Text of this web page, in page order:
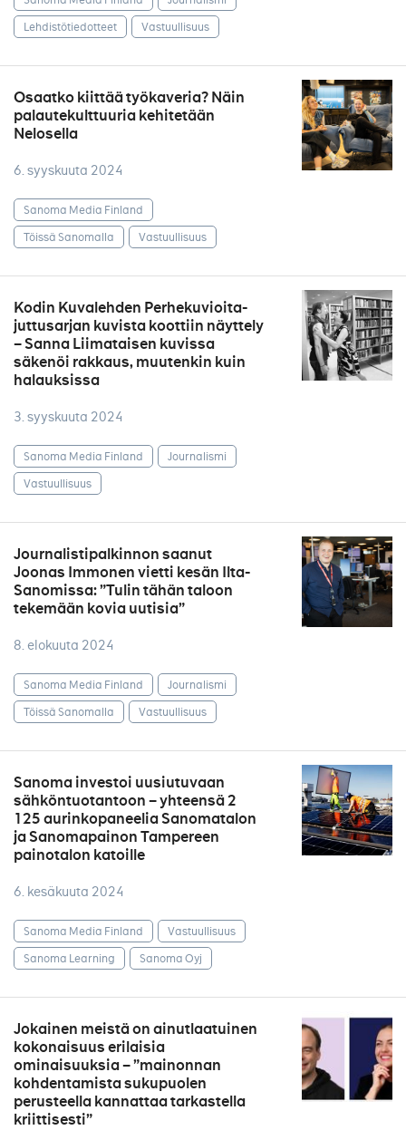
Lehdistötiedotteet
Vastuullisuus
Osaatko kiittää työkaveria? Näin
palautekulttuuria kehitetään
Nelosella
6. syyskuuta 2024
Sanoma Media Finland
Töissä Sanomalla
Vastuullisuus
Kodin Kuvalehden Perhekuvioita-
juttusarjan kuvista koottiin näyttely
– Sanna Liimataisen kuvissa
säkenöi rakkaus, muutenkin kuin
halauksissa
3. syyskuuta 2024
Sanoma Media Finland
Journalismi
Vastuullisuus
Journalistipalkinnon saanut
Joonas Immonen vietti kesän Ilta-
Sanomissa: ”Tulin tähän taloon
tekemään kovia uutisia”
8. elokuuta 2024
Sanoma Media Finland
Journalismi
Töissä Sanomalla
Vastuullisuus
Sanoma investoi uusiutuvaan
sähköntuotantoon – yhteensä 2
125 aurinkopaneelia Sanomatalon
ja Sanomapainon Tampereen
painotalon katoille
6. kesäkuuta 2024
Sanoma Media Finland
Vastuullisuus
Sanoma Learning
Sanoma Oyj
Jokainen meistä on ainutlaatuinen
kokonaisuus erilaisia
ominaisuuksia – ”mainonnan
kohdentamista sukupuolen
perusteella kannattaa tarkastella
kriittisesti”